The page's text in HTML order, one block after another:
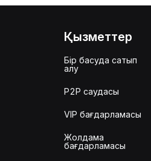
Қызметтер
Бір басуда сатып
алу
P2P саудасы
VIP бағдарламасы
Жолдама
бағдарламасы